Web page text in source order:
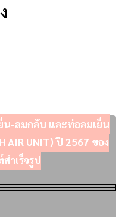
น-ลมกลับ และท่อลมเย็น
AIR UNIT) ปี 2567 ของ
ำเร็จรูป